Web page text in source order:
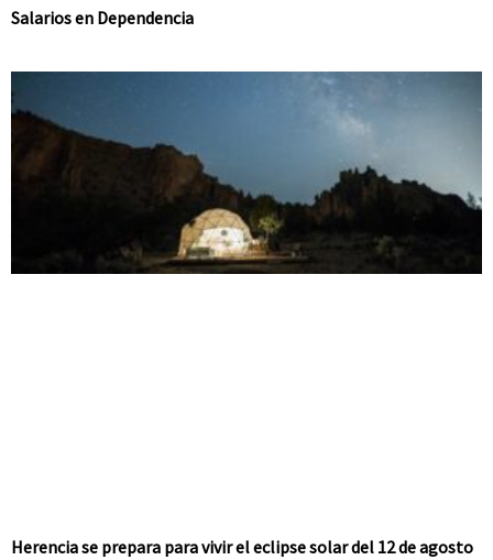
Salarios en Dependencia
Herencia se prepara para vivir el eclipse solar del 12 de agosto